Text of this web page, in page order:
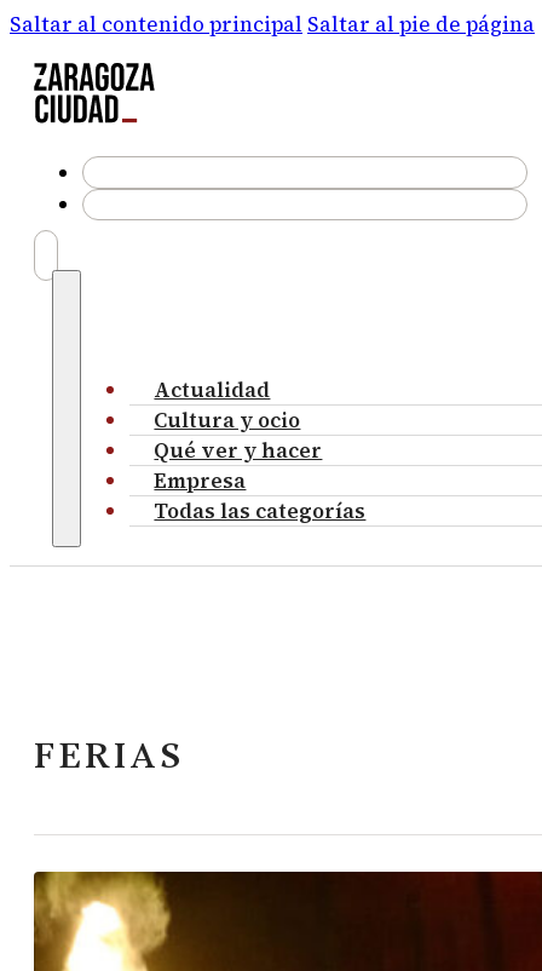
Saltar al contenido principal Saltar al pie de página
Actualidad
Cultura y ocio
Qué ver y hacer
Empresa
Todas las categorías
FERIAS